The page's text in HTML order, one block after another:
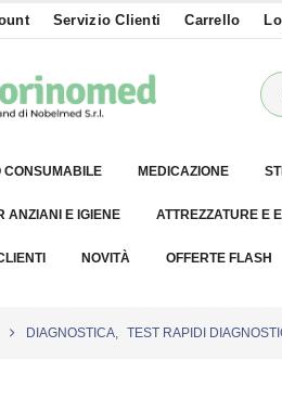
Servizio Clienti Carrello
CONSUMABILE MEDICAZIONE
ANZIANI E IGIENE ATTREZZATURE E
NOVITÀ OFFERTE FLASH
DIAGNOSTICA TEST RAPIDI